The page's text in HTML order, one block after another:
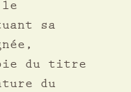
le
sa
du titre
du